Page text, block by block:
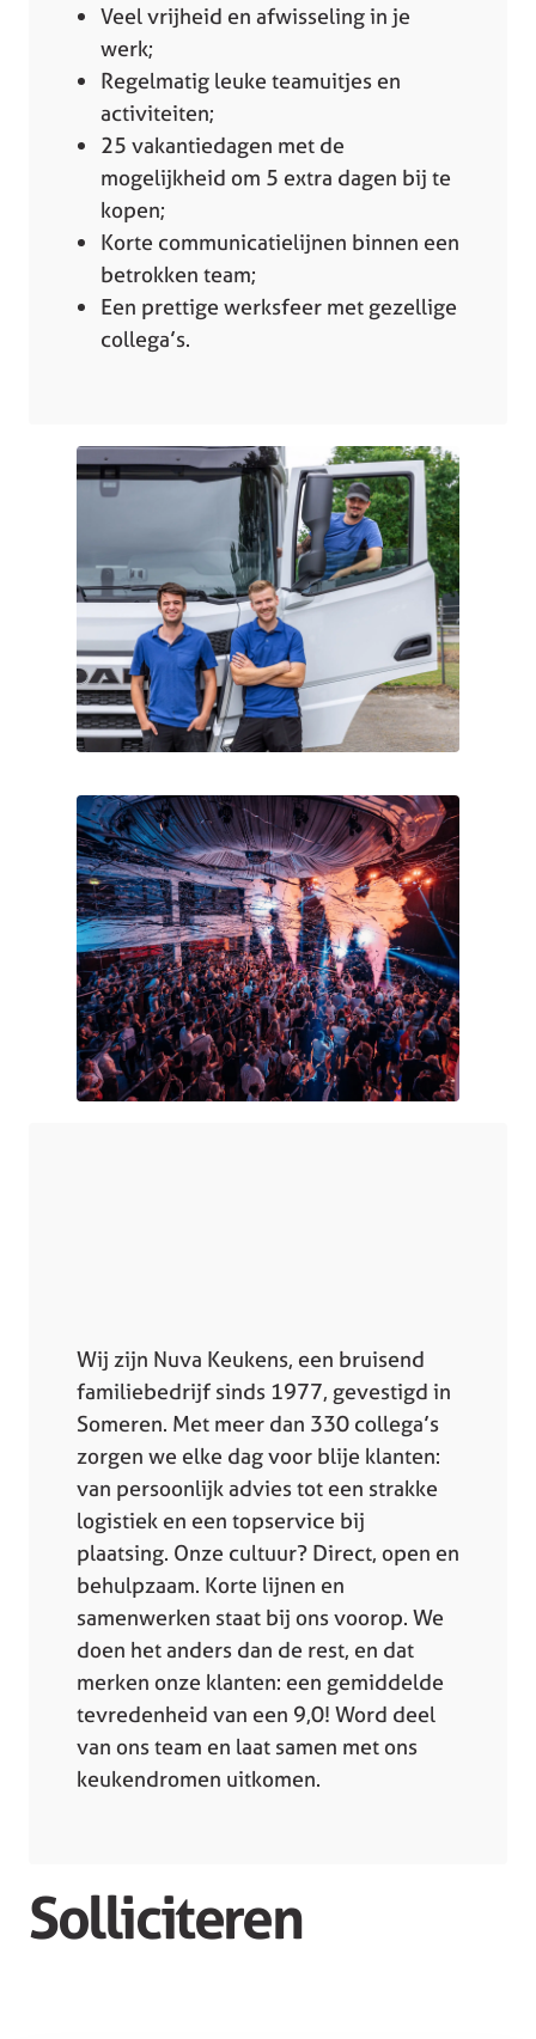
Veel vrijheid en afwisseling in je
werk;
Regelmatig leuke teamuitjes en
activiteiten;
25 vakantiedagen met de
mogelijkheid om 5 extra dagen bij te
kopen;
Korte communicatielijnen binnen een
betrokken team;
Een prettige werksfeer met gezellige
collega’s.
Wij zijn Nuva Keukens, een bruisend
familiebedrijf sinds 1977, gevestigd in
Someren. Met meer dan 330 collega’s
zorgen we elke dag voor blije klanten:
van persoonlijk advies tot een strakke
logistiek en een topservice bij
plaatsing. Onze cultuur? Direct, open en
behulpzaam. Korte lijnen en
samenwerken staat bij ons voorop. We
doen het anders dan de rest, en dat
merken onze klanten: een gemiddelde
tevredenheid van een 9,0! Word deel
van ons team en laat samen met ons
keukendromen uitkomen.
Solliciteren